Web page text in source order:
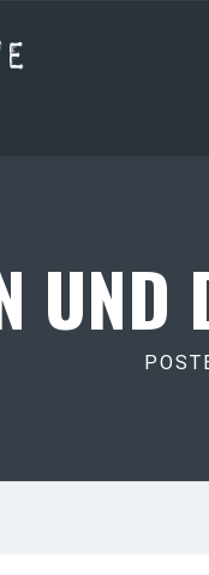
UND